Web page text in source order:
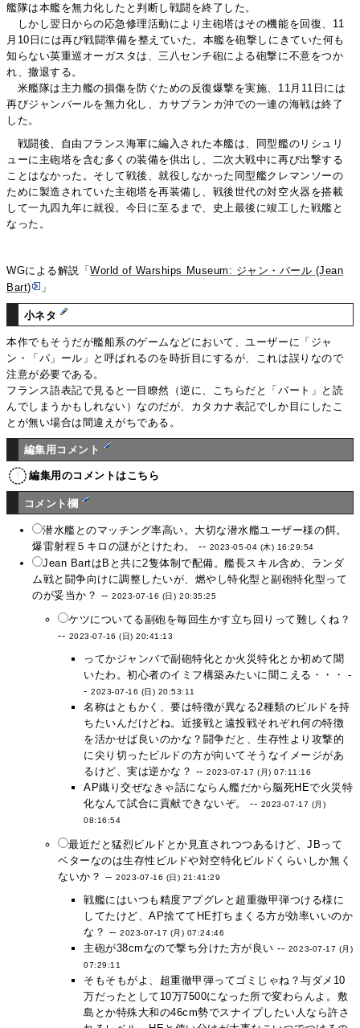
艦隊は本艦を無力化したと判断し戦闘を終了した。
しかし翌日からの応急修理活動により主砲塔はその機能を回復、11
月10日には再び戦闘準備を整えていた。本艦を砲撃しにきていた何も
知らない英重巡オーガスタは、三八センチ砲による砲撃に不意をつか
れ、撤退する。
米艦隊は主力艦の損傷を防ぐための反復爆撃を実施、11月11日には
再びジャンバールを無力化し、カサブランカ沖での一連の海戦は終了
した。
戦闘後、自由フランス海軍に編入された本艦は、同型艦のリシュリ
ューに主砲塔を含む多くの装備を供出し、二次大戦中に再び出撃する
ことはなかった。そして戦後、就役しなかった同型艦クレマンソーの
ために製造されていた主砲塔を再装備し、戦後世代の対空火器を搭載
して一九四九年に就役。今日に至るまで、史上最後に竣工した戦艦と
なった。
WGによる解説「World of Warships Museum: ジャン・バール (Jean
Bart)
」
小ネタ
本作でもそうだが艦船系のゲームなどにおいて、ユーザーに「ジャ
ン・「パ」ール」と呼ばれるのを時折目にするが、これは誤りなので
注意が必要である。
フランス語表記で見ると一目瞭然（逆に、こちらだと「バート」と読
んでしまうかもしれない）なのだが、カタカナ表記でしか目にしたこ
とが無い場合は間違えがちである。
編集用コメント
編集用のコメントはこちら
コメント欄
潜水艦とのマッチング率高い。大切な潜水艦ユーザー様の餌。
爆雷射程５キロの謎がとけたわ。 -- 2023-05-04 (木) 16:29:54
Jean BartはBと共に2隻体制で配備。艦長スキル含め、ランダ
ム戦と闘争向けに調整したいが、燃やし特化型と副砲特化型って
のが妥当か？ --2023-07-16 (日) 20:35:25
ケツについてる副砲を毎回生かす立ち回りって難しくね？
-- 2023-07-16 (日) 20:41:13
ってかジャンバで副砲特化とか火災特化とか初めて聞
いたわ。初心者のイミフ構築みたいに聞こえる・・・ -
-2023-07-16 (日) 20:53:11
名称はともかく、要は特徴が異なる2種類のビルドを持
ちたいんだけどね。近接戦と遠投戦それぞれ何の特徴
を活かせば良いのかな？闘争だと、生存性より攻撃的
に尖り切ったビルドの方が向いてそうなイメージがあ
るけど、実は逆かな？ --2023-07-17 (月) 07:11:16
AP織り交ぜなきゃ話にならん艦だから脳死HEで火災特
化なんて試合に貢献できないぞ。 -- 2023-07-17 (月)
08:16:54
最近だと猛烈ビルドとか見直されつつあるけど、JBって
ベターなのは生存性ビルドや対空特化ビルドくらいしか無く
ないか？ --2023-07-16 (日) 21:41:29
戦艦にはいつも精度アプグレと超重徹甲弾つける様に
してたけど、AP捨ててHE打ちまくる方が効率いいのか
な？ --2023-07-17 (月) 07:24:46
主砲が38cmなので撃ち分けた方が良い -- 2023-07-17 (月)
07:29:11
そもそもがよ、超重徹甲弾ってゴミじゃね？与ダメ10
万だったとして10万7500になった所で変わらんよ。敷
島とか特殊大和の46cm勢でスナイプしたい人なら許さ